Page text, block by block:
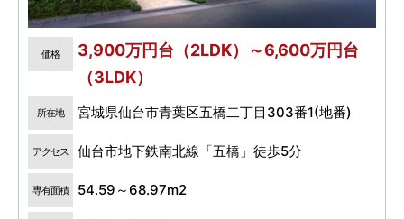
価格
3,900万円台（2LDK）～6,600万円台
（3LDK）
所在地 宮城県仙台市青葉区五橋二丁目303番1(地番)
アクセス 仙台市地下鉄南北線「五橋」徒歩5分
専有面積 54.59～68.97m2